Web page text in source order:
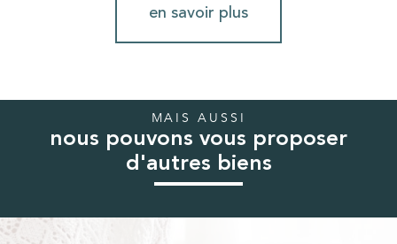
en savoir plus
MAIS AUSSI
nous pouvons vous proposer
d'autres biens